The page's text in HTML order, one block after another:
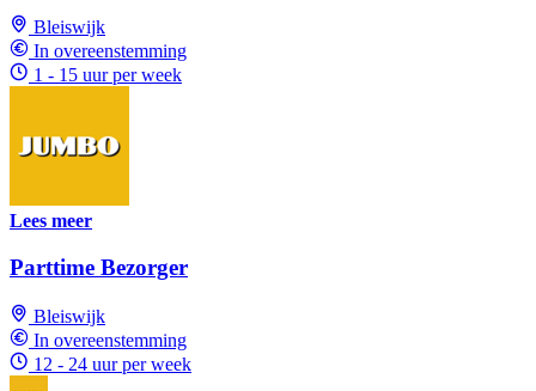
Bleiswijk
In overeenstemming
1 - 15 uur per week
Lees meer
Parttime Bezorger
Bleiswijk
In overeenstemming
12 - 24 uur per week